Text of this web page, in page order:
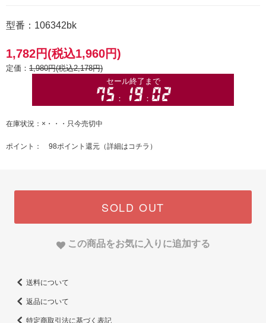
型番：106342bk
1,782円(税込1,960円)
定価： 1,980円(税込2,178円)
在庫状況：×・・・只今売切中
ポイント： 98ポイント還元（詳細はコチラ ）
SOLD OUT
この商品をお気に入りに追加する
送料について
返品について
特定商取引法に基づく表記